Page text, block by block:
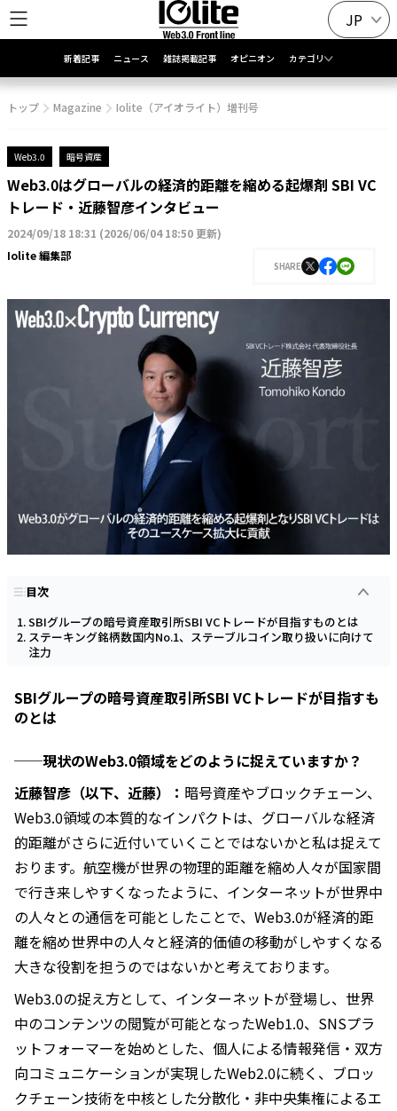
JP
新着記事 ニュース 雑誌掲載記事 オピニオン カテゴリ
トップ Magazine Iolite（アイオライト）増刊号
Web3.0 暗号資産
Web3.0はグローバルの経済的距離を縮める起爆剤 SBI VC
トレード・近藤智彦インタビュー
2024/09/18 18:31 (2026/06/04 18:50 更新)
Iolite 編集部
SHARE
目次
SBIグループの暗号資産取引所SBI VCトレードが目指すものとは
ステーキング銘柄数国内No.1、ステーブルコイン取り扱いに向けて
注力
SBIグループの暗号資産取引所SBI VCトレードが目指すも
のとは
──現状のWeb3.0領域をどのように捉えていますか？
近藤智彦（以下、近藤）： 暗号資産やブロックチェーン、
Web3.0領域の本質的なインパクトは、グローバルな経済
的距離がさらに近付いていくことではないかと私は捉えて
おります。航空機が世界の物理的距離を縮め人々が国家間
で行き来しやすくなったように、インターネットが世界中
の人々との通信を可能としたことで、Web3.0が経済的距
離を縮め世界中の人々と経済的価値の移動がしやすくなる
大きな役割を担うのではないかと考えております。
Web3.0の捉え方として、インターネットが登場し、世界
中のコンテンツの閲覧が可能となったWeb1.0、SNSプラ
ットフォーマーを始めとした、個人による情報発信・双方
向コミュニケーションが実現したWeb2.0に続く、ブロッ
クチェーン技術を中核とした分散化・非中央集権によるエ